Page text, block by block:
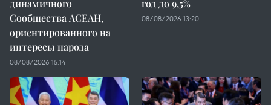
динамичного
Сообщества АСЕАН,
ориентированного на
интересы народа
08/08/2026 15:14
год до 9,5%
08/08/2026 13:20